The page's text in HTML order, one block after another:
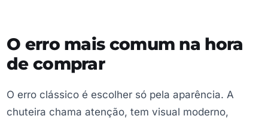
O erro mais comum na hora
de comprar
O erro clássico é escolher só pela aparência. A
chuteira chama atenção, tem visual moderno,